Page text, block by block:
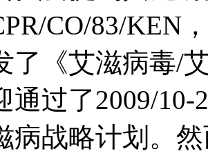
CO/83/KEN
了《艾滋病毒/
通过了2009/10-
病战略计划。